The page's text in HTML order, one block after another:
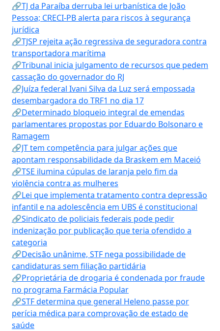
🔗TJ da Paraíba derruba lei urbanística de João
Pessoa; CRECI-PB alerta para riscos à segurança
jurídica
🔗TJSP rejeita ação regressiva de seguradora contra
transportadora marítima
🔗Tribunal inicia julgamento de recursos que pedem
cassação do governador do RJ
🔗Juíza federal Ivani Silva da Luz será empossada
desembargadora do TRF1 no dia 17
🔗Determinado bloqueio integral de emendas
parlamentares propostas por Eduardo Bolsonaro e
Ramagem
🔗JT tem competência para julgar ações que
apontam responsabilidade da Braskem em Maceió
🔗TSE ilumina cúpulas de laranja pelo fim da
violência contra as mulheres
🔗Lei que implementa tratamento contra depressão
infantil e na adolescência em UBS é constitucional
🔗Sindicato de policiais federais pode pedir
indenização por publicação que teria ofendido a
categoria
🔗Decisão unânime, STF nega possibilidade de
candidaturas sem filiação partidária
🔗Proprietária de drogaria é condenada por fraude
no programa Farmácia Popular
🔗STF determina que general Heleno passe por
perícia médica para comprovação de estado de
saúde